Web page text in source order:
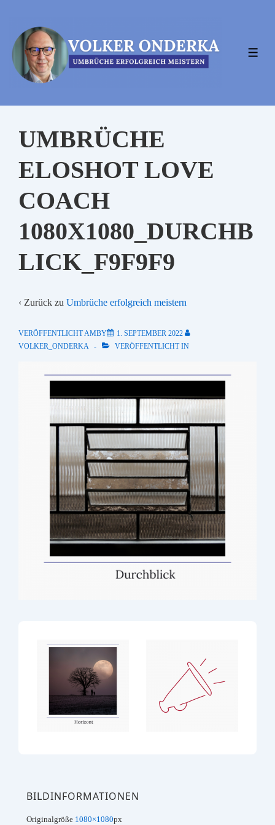
Inhalt
UMBRÜCHE
ELOSHOT LOVE
COACH
1080X1080_DURCHB
LICK_F9F9F9
‹ Zurück zu Umbrüche erfolgreich meistern
VERÖFFENTLICHT AMBY
1. SEPTEMBER 2022
VOLKER_ONDERKA
VERÖFFENTLICHT IN
BILDINFORMATIONEN
Originalgröße 1080×1080px